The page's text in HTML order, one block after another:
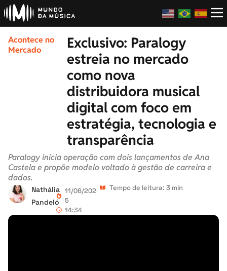
Acontece no
Mercado
Exclusivo: Paralogy
estreia no mercado
como nova
distribuidora musical
digital com foco em
estratégia, tecnologia e
transparência
Paralogy inicia operação com dois lançamentos de Ana
Castela e propõe modelo voltado à gestão de carreira e
dados.
Nathália
Pandeló
11/06/202
5
14:34
Tempo de leitura: 3 min